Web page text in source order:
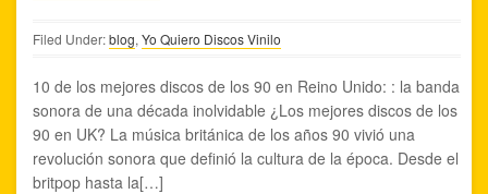
Filed Under:blog, Yo Quiero Discos Vinilo
10 de los mejores discos de los 90 en Reino Unido: : la banda
sonora de una década inolvidable ¿Los mejores discos de los
90 en UK? La música británica de los años 90 vivió una
revolución sonora que definió la cultura de la época. Desde el
britpop hasta la[…]